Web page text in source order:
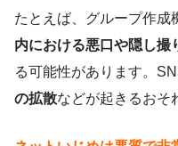
たとえば、グループ作成
内における悪口や隠し撮
る可能性があります。
の拡散などが起きるおそ